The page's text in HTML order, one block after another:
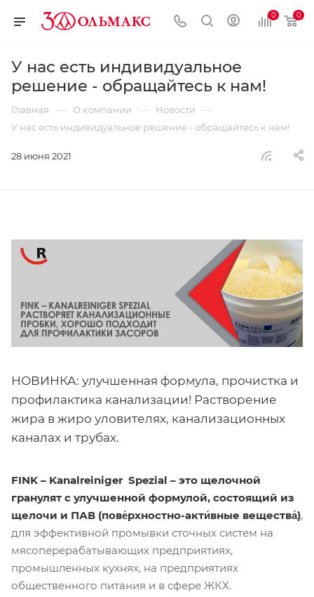
0 0
У нас есть индивидуальное
решение - обращайтесь к нам!
Главная — О компании — Новости —
У нас есть индивидуальное решение - обращайтесь к нам!
28 июня 2021
НОВИНКА: улучшенная формула, прочистка и
профилактика канализации! Растворение
жира в жиро уловителях, канализационных
каналах и трубах.
FINK – Kanalreiniger Spezial – это щелочной
гранулят с улучшенной формулой, состоящий из
щелочи и ПАВ (пове́рхностно-акти́вные вещества́),
для эффективной промывки сточных систем на
мясоперерабатывающих предприятиях,
промышленных кухнях, на предприятиях
общественного питания и в сфере ЖКХ.